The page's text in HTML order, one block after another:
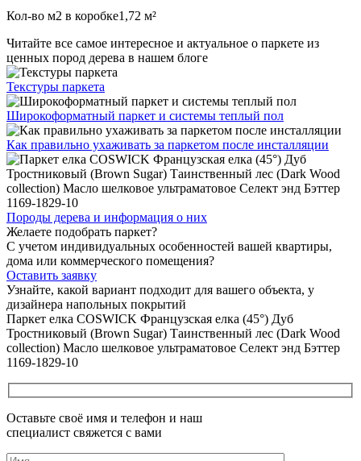
Кол-во м2 в коробке1,72 м²
Читайте все самое интересное и актуальное о паркете из
ценных пород дерева в нашем блоге
Текстуры паркета
Широкоформатный паркет и системы теплый пол
Как правильно ухаживать за паркетом после инсталляции
Породы дерева и информация о них
Желаете подобрать паркет?
С учетом индивидуальных особенностей вашей квартиры,
дома или коммерческого помещения?
Оставить заявку
Узнайте, какой вариант подходит для вашего объекта, у
дизайнера напольных покрытий
Паркет елка COSWICK Французская елка (45°) Дуб
Тростниковый (Brown Sugar) Таинственный лес (Dark Wood
collection) Масло шелковое ультраматовое Селект энд Бэттер
1169-1829-10
Оставьте своё имя и телефон и наш
специалист свяжется с вами